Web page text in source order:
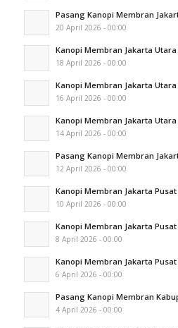
Pasang Kanopi Membran
20 April 2026 - 00:00
Kanopi Membran Jakarta
18 April 2026 - 00:00
Kanopi Membran Jakarta
16 April 2026 - 00:00
Kanopi Membran Jakarta Utara
14 April 2026 - 00:00
Pasang Kanopi Membran
12 April 2026 - 00:00
Kanopi Membran Jakarta
10 April 2026 - 00:00
Kanopi Membran Jakarta
8 April 2026 - 00:00
Kanopi Membran Jakarta Pusat
6 April 2026 - 00:00
Pasang Kanopi Membran
4 April 2026 - 00:00